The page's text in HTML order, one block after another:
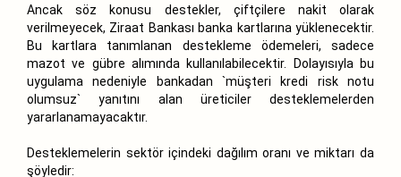
Ancak söz konusu destekler, çiftçilere nakit olarak
verilmeyecek, Ziraat Bankası banka kartlarına yüklenecektir.
Bu kartlara tanımlanan destekleme ödemeleri, sadece
mazot ve gübre alımında kullanılabilecektir. Dolayısıyla bu
uygulama nedeniyle bankadan `müşteri kredi risk notu
olumsuz` yanıtını alan üreticiler desteklemelerden
yararlanamayacaktır.
Desteklemelerin sektör içindeki dağılım oranı ve miktarı da
şöyledir: